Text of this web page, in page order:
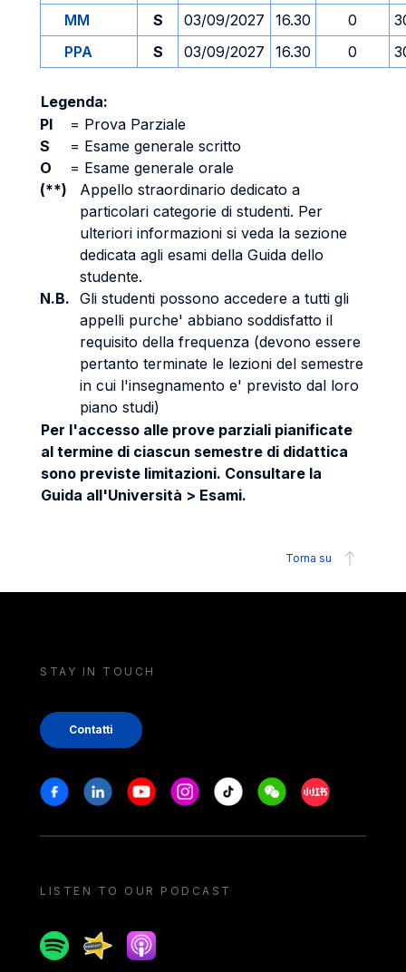
MM S 03/09/2027 16.30 0
PPA
S 03/09/2027 16.30 0
Legenda:
PI
= Prova Parziale
S
= Esame generale scritto
O
= Esame generale orale
(**)
Appello straordinario dedicato a
particolari categorie di studenti. Per
ulteriori informazioni si veda la sezione
dedicata agli esami della Guida dello
studente.
N.B. Gli studenti possono accedere a tutti gli
appelli purche' abbiano soddisfatto il
requisito della frequenza (devono essere
pertanto terminate le lezioni del semestre
in cui l'insegnamento e' previsto dal loro
piano studi)
Per l'accesso alle prove parziali pianificate
al termine di ciascun semestre di didattica
sono previste limitazioni. Consultare la
Guida all'Università > Esami.
Torna su
STAY IN TOUCH
Contatti
Stay in touch
FacebookLinkedinYoutubeInstagram
Tiktok WeechatXiaohongshu/
LISTEN TO OUR PODCAST
SpotifySpreakerApple podcast